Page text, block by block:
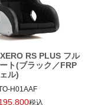
XERO RS PLUS フル
ト(ブラック／FRP
ル)
H01AAF
税込